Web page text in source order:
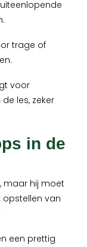
trage of
voor
les, zeker
in de
maar hij moet
opstellen van
een prettig